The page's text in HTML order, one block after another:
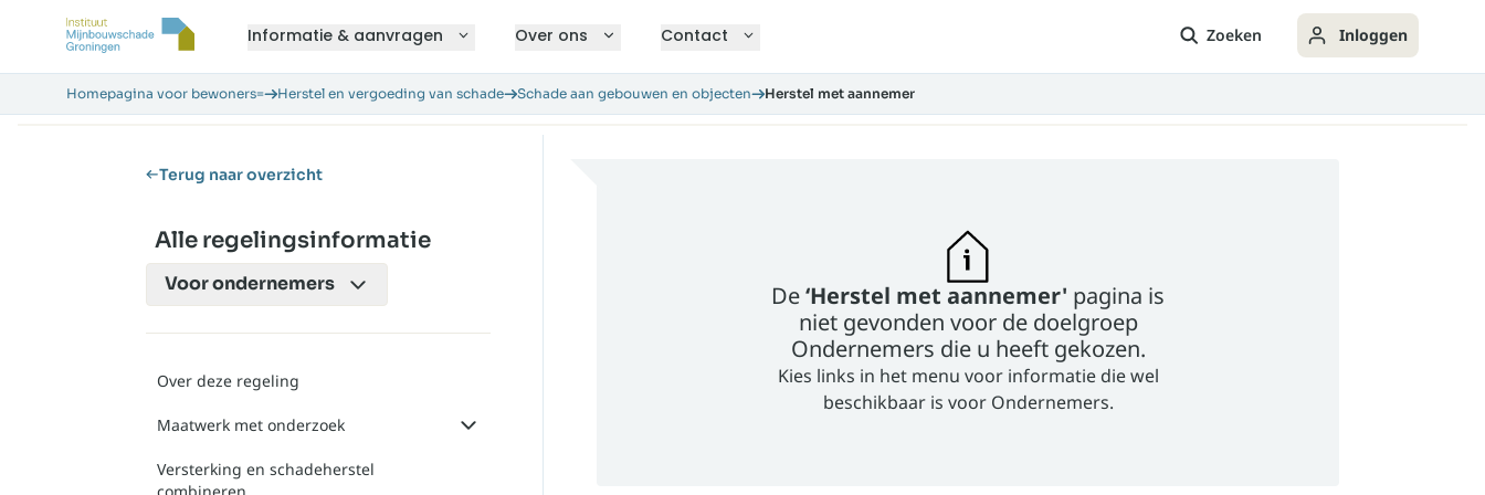
Informatie & aanvragen Over ons Contact Zoeken Inloggen
Homepagina voor bewoners= Herstel en vergoeding van schade Schade aan gebouwen en objecten Herstel met aannemer
Terug naar overzicht
Alle regelingsinformatie
Voorondernemers
Over deze regeling
Maatwerk met onderzoek
Versterking en schadeherstel
De‘Herstel met aannemer' pagina is
niet gevonden voor de doelgroep
Ondernemers die u heeft gekozen.
Kies links in het menu voor informatie die wel
beschikbaar is voor Ondernemers.